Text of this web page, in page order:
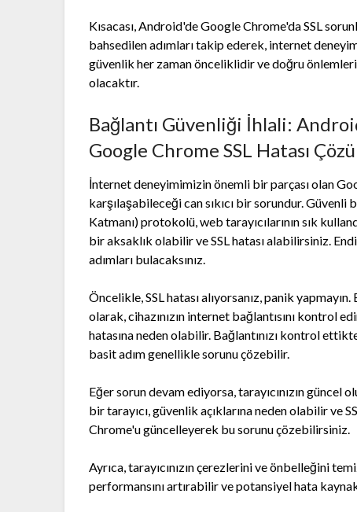
Kısacası, Android'de Google Chrome'da SSL
bahsedilen adımları takip ederek, internet
güvenlik her zaman önceliklidir ve doğru
olacaktır.
Bağlantı Güvenliği İhlali:
Google Chrome SSL Hatası
İnternet deneyimimizin önemli bir parçası olan
karşılaşabileceği can sıkıcı bir sorundur. Güvenli
Katmanı) protokolü, web tarayıcılarının sık
bir aksaklık olabilir ve SSL hatası alabilirsiniz.
adımları bulacaksınız.
Öncelikle, SSL hatası alıyorsanız, panik
olarak, cihazınızın internet bağlantısını kontrol
hatasına neden olabilir. Bağlantınızı kontrol
basit adım genellikle sorunu çözebilir.
Eğer sorun devam ediyorsa, tarayıcınızın güncel
bir tarayıcı, güvenlik açıklarına neden olabilir ve
Chrome'u güncelleyerek bu sorunu çözebilirsiniz.
Ayrıca, tarayıcınızın çerezlerini ve önbelleğini
performansını artırabilir ve potansiyel hata